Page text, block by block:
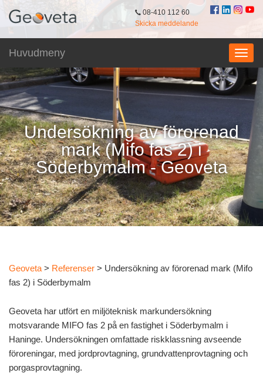
08-410 112 60
Skicka meddelande
Huvudmeny
Undersökning av förorenad
mark (Mifo fas 2) i
Söderbymalm - Geoveta
Geoveta > Referenser > Undersökning av förorenad mark (Mifo
fas 2) i Söderbymalm
Geoveta har utfört en miljöteknisk markundersökning
motsvarande MIFO fas 2 på en fastighet i Söderbymalm i
Haninge. Undersökningen omfattade riskklassning avseende
föroreningar, med jordprovtagning, grundvattenprovtagning och
porgasprovtagning.